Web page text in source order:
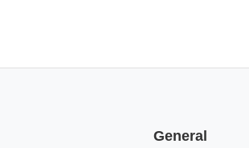
General